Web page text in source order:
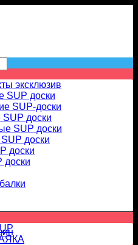
эксклюзив
SUP доски
SUP-доски
доски
SUP доски
доски
доски
доски